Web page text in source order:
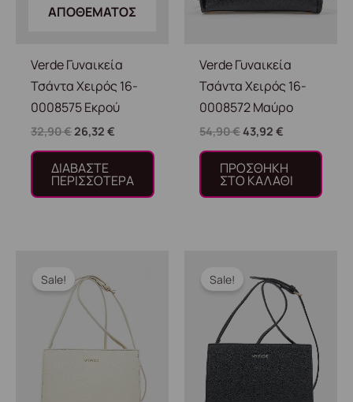
ΑΠΟΘΈΜΑΤΟΣ
Verde Γυναικεία
Τσάντα Χειρός 16-
0008575 Εκρού
32,90€26,32€
ΔΙΑΒΆΣΤΕ
ΠΕΡΙΣΣΌΤΕΡΑ
Verde Γυναικεία
Τσάντα Χειρός 16-
0008572 Μαύρο
54,90€43,92€
ΠΡΟΣΘΉΚΗ
ΣΤΟ ΚΑΛΆΘΙ
Sale! was:
39,90 €.είναι:
31,92 €.
Sale! was:
39,90 €.
τιμή
είναι:
31,92 €.